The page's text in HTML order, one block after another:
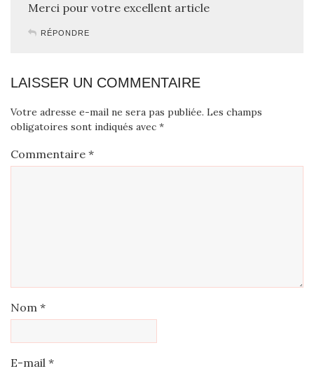
Merci pour votre excellent article
RÉPONDRE
LAISSER UN COMMENTAIRE
Votre adresse e-mail ne sera pas publiée. Les champs
obligatoires sont indiqués avec *
Commentaire *
Nom *
E-mail *